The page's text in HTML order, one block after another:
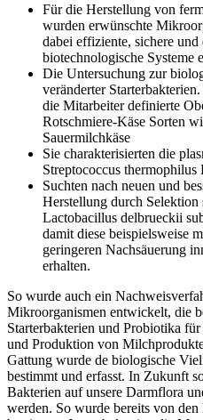
Für die Herstellung von
wurden erwünschte
dabei effiziente, sichere
biotechnologische Systeme
Die Untersuchung zur
veränderter
die Mitarbeiter definierte
Rotschmiere-Käse Sorten
Sauermilchkäse
Sie charakterisierten die
Streptococcus thermophilus
Suchten nach neuen und
Herstellung durch
Lactobacillus delbrueckii
damit diese beispielsweise
geringeren Nachsäuerung
erhalten.
So wurde auch ein
Mikroorganismen entwickelt, die
Starterbakterien und Probiotika
und Produktion von
Gattung wurde de biologische
bestimmt und erfasst. In Zukunft
Bakterien auf unsere Darmflora
werden. So wurde bereits von den